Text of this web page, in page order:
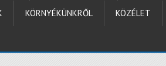
KÖRNYÉKÜNKRŐL KÖZÉLET